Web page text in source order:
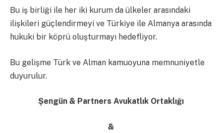
Bu iş birliği ile her iki kurum da ülkeler arasındaki
ilişkileri güçlendirmeyi ve Türkiye ile Almanya arasında
hukuki bir köprü oluşturmayı hedefliyor.
Bu gelişme Türk ve Alman kamuoyuna memnuniyetle
duyurulur.
Şengün & Partners Avukatlık Ortaklığı
&